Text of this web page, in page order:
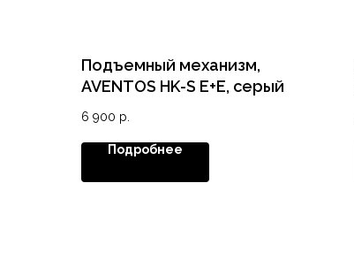
Подъемный механизм,
AVENTOS HK-S E+E, серый
6 900 р.
Подробнее